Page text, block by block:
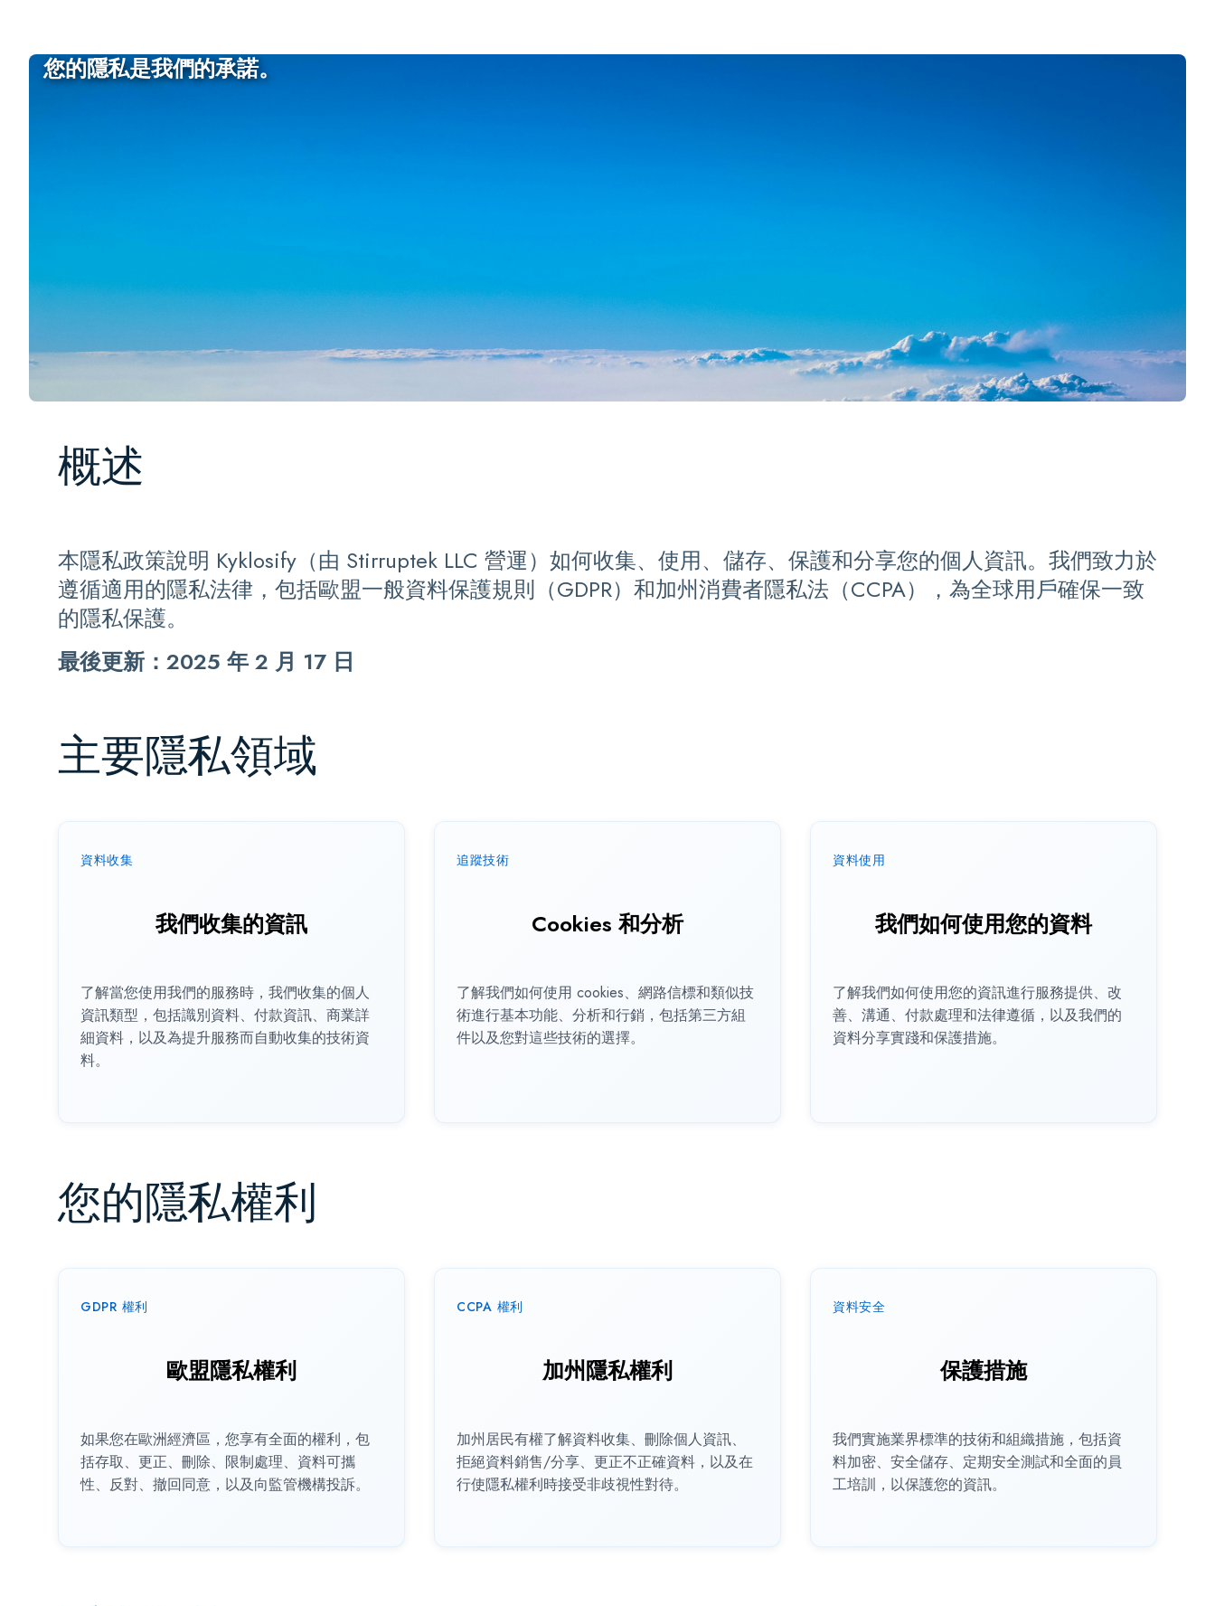
您的隱私是我們的承諾。
概述
本隱私政策說明 Kyklosify（由 Stirruptek LLC 營運）如何收集、使用、儲存、保護和分享您的個人資訊。我們致力於
遵循適用的隱私法律，包括歐盟一般資料保護規則（GDPR）和加州消費者隱私法（CCPA），為全球用戶確保一致
的隱私保護。
最後更新：2025 年 2 月 17 日
主要隱私領域
資料收集
我們收集的資訊
了解當您使用我們的服務時，我們收集的個人
資訊類型，包括識別資料、付款資訊、商業詳
細資料，以及為提升服務而自動收集的技術資
料。
追蹤技術
Cookies 和分析
了解我們如何使用 cookies、網路信標和類似技
術進行基本功能、分析和行銷，包括第三方組
件以及您對這些技術的選擇。
資料使用
我們如何使用您的資料
了解我們如何使用您的資訊進行服務提供、改
善、溝通、付款處理和法律遵循，以及我們的
資料分享實踐和保護措施。
您的隱私權利
GDPR 權利
歐盟隱私權利
如果您在歐洲經濟區，您享有全面的權利，包
括存取、更正、刪除、限制處理、資料可攜
性、反對、撤回同意，以及向監管機構投訴。
CCPA 權利
加州隱私權利
加州居民有權了解資料收集、刪除個人資訊、
拒絕資料銷售/分享、更正不正確資料，以及在
行使隱私權利時接受非歧視性對待。
資料安全
保護措施
我們實施業界標準的技術和組織措施，包括資
料加密、安全儲存、定期安全測試和全面的員
工培訓，以保護您的資訊。